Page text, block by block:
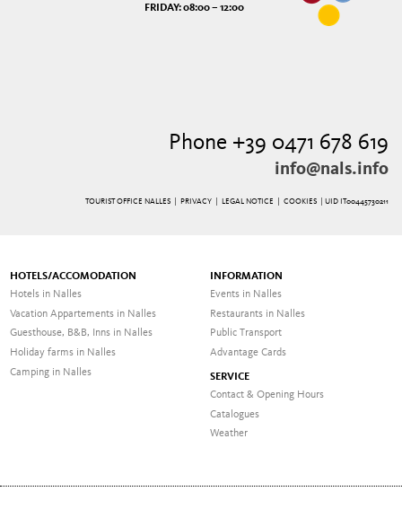
FRIDAY: 08:00 – 12:00
Phone +39 0471 678 619
info@nals.info
TOURIST OFFICE NALLES | PRIVACY| LEGAL NOTICE COOKIES | UID IT00445730211
HOTELS/ACCOMODATION
Hotels in Nalles
Vacation Appartements in Nalles
Guesthouse, B&B, Inns in Nalles
Holiday farms in Nalles
Camping in Nalles
INFORMATION
Events in Nalles
Restaurants in Nalles
Public Transport
Advantage Cards
SERVICE
Contact & Opening Hours
Catalogues
Weather